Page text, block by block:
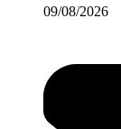
09/08/2026